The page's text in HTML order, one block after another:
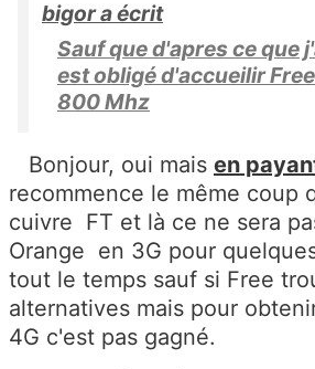
bigor a écrit
Sauf que d'apres ce que
est obligé d'accueilir
800 Mhz
Bonjour, oui mais en
recommence le même coup
cuivre FT et là ce ne sera
Orange en 3G pour
tout le temps sauf si Free
alternatives mais pour
4G c'est pas gagné.